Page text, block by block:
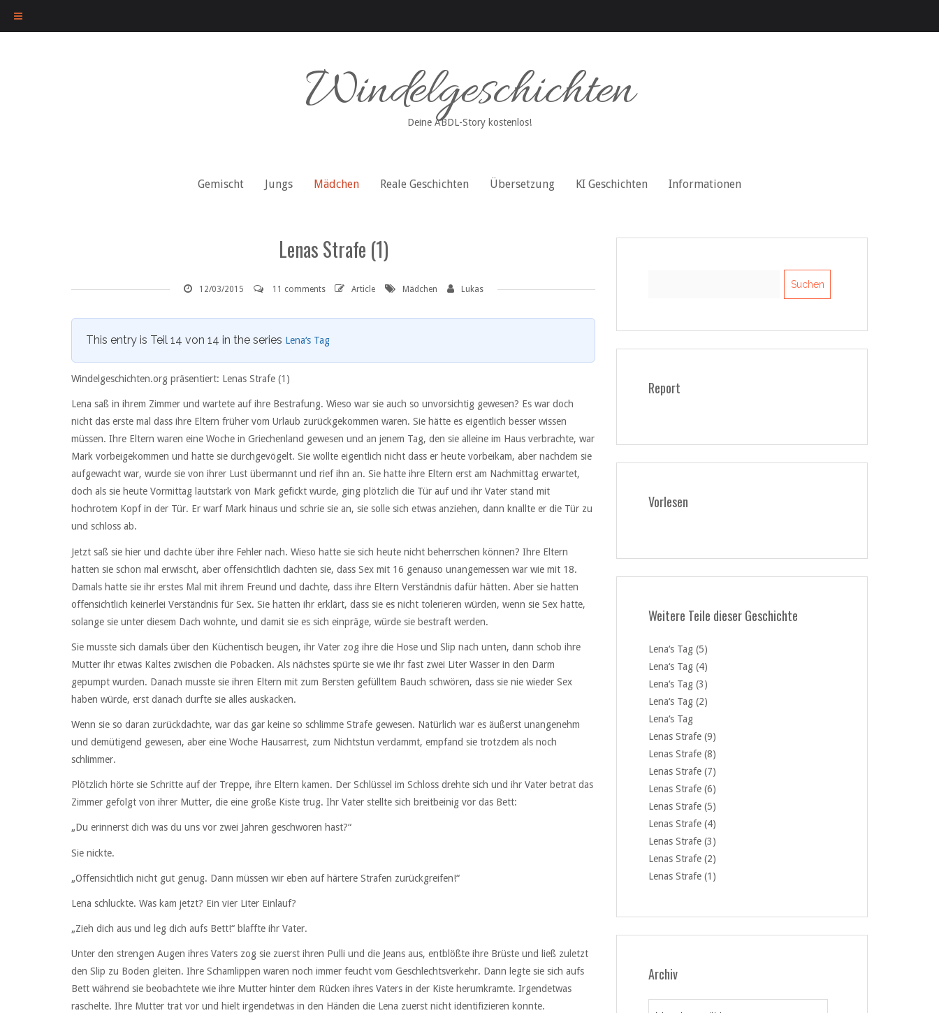
Windelgeschichten
Deine ABDL-Story kostenlos!
Gemischt Jungs Mädchen Reale Geschichten Übersetzung KI Geschichten Informationen
Lenas Strafe (1)
12/03/2015 11 comments Article Mädchen Lukas
This entry is Teil 14 von 14 in the series Lena‘s Tag
Windelgeschichten.org präsentiert: Lenas Strafe (1)
Lena saß in ihrem Zimmer und wartete auf ihre Bestrafung. Wieso war sie auch so unvorsichtig gewesen? Es war doch
nicht das erste mal dass ihre Eltern früher vom Urlaub zurückgekommen waren. Sie hätte es eigentlich besser wissen
müssen. Ihre Eltern waren eine Woche in Griechenland gewesen und an jenem Tag, den sie alleine im Haus verbrachte, war
Mark vorbeigekommen und hatte sie durchgevögelt. Sie wollte eigentlich nicht dass er heute vorbeikam, aber nachdem sie
aufgewacht war, wurde sie von ihrer Lust übermannt und rief ihn an. Sie hatte ihre Eltern erst am Nachmittag erwartet,
doch als sie heute Vormittag lautstark von Mark gefickt wurde, ging plötzlich die Tür auf und ihr Vater stand mit
hochrotem Kopf in der Tür. Er warf Mark hinaus und schrie sie an, sie solle sich etwas anziehen, dann knallte er die Tür zu
und schloss ab.
Jetzt saß sie hier und dachte über ihre Fehler nach. Wieso hatte sie sich heute nicht beherrschen können? Ihre Eltern
hatten sie schon mal erwischt, aber offensichtlich dachten sie, dass Sex mit 16 genauso unangemessen war wie mit 18.
Damals hatte sie ihr erstes Mal mit ihrem Freund und dachte, dass ihre Eltern Verständnis dafür hätten. Aber sie hatten
offensichtlich keinerlei Verständnis für Sex. Sie hatten ihr erklärt, dass sie es nicht tolerieren würden, wenn sie Sex hatte,
solange sie unter diesem Dach wohnte, und damit sie es sich einpräge, würde sie bestraft werden.
Sie musste sich damals über den Küchentisch beugen, ihr Vater zog ihre die Hose und Slip nach unten, dann schob ihre
Mutter ihr etwas Kaltes zwischen die Pobacken. Als nächstes spürte sie wie ihr fast zwei Liter Wasser in den Darm
gepumpt wurden. Danach musste sie ihren Eltern mit zum Bersten gefülltem Bauch schwören, dass sie nie wieder Sex
haben würde, erst danach durfte sie alles auskacken.
Wenn sie so daran zurückdachte, war das gar keine so schlimme Strafe gewesen. Natürlich war es äußerst unangenehm
und demütigend gewesen, aber eine Woche Hausarrest, zum Nichtstun verdammt, empfand sie trotzdem als noch
schlimmer.
Plötzlich hörte sie Schritte auf der Treppe, ihre Eltern kamen. Der Schlüssel im Schloss drehte sich und ihr Vater betrat das
Zimmer gefolgt von ihrer Mutter, die eine große Kiste trug. Ihr Vater stellte sich breitbeinig vor das Bett:
„Du erinnerst dich was du uns vor zwei Jahren geschworen hast?“
Sie nickte.
„Offensichtlich nicht gut genug. Dann müssen wir eben auf härtere Strafen zurückgreifen!“
Lena schluckte. Was kam jetzt? Ein vier Liter Einlauf?
„Zieh dich aus und leg dich aufs Bett!“ blaffte ihr Vater.
Unter den strengen Augen ihres Vaters zog sie zuerst ihren Pulli und die Jeans aus, entblößte ihre Brüste und ließ zuletzt
den Slip zu Boden gleiten. Ihre Schamlippen waren noch immer feucht vom Geschlechtsverkehr. Dann legte sie sich aufs
Bett während sie beobachtete wie ihre Mutter hinter dem Rücken ihres Vaters in der Kiste herumkramte. Irgendetwas
raschelte. Ihre Mutter trat vor und hielt irgendetwas in den Händen die Lena zuerst nicht identifizieren konnte.
Report
Vorlesen
Weitere Teile dieser Geschichte
Lena‘s Tag (5)
Lena‘s Tag (4)
Lena‘s Tag (3)
Lena‘s Tag (2)
Lena‘s Tag
Lenas Strafe (9)
Lenas Strafe (8)
Lenas Strafe (7)
Lenas Strafe (6)
Lenas Strafe (5)
Lenas Strafe (4)
Lenas Strafe (3)
Lenas Strafe (2)
Lenas Strafe (1)
Archiv